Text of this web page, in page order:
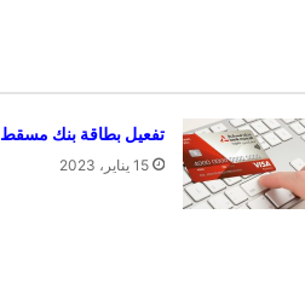
تفعيل بطاقة بنك مسقط
15 يناير، 2023